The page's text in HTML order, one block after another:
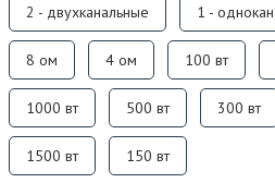
2 - двухканальные 1 -
8 ом 4 ом 100 вт
1000 вт 500 вт 300 вт
1500 вт 150 вт